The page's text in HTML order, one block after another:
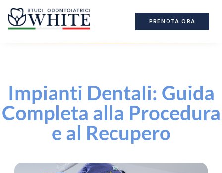
PRENOTA ORA
Impianti Dentali: Guida
Completa alla Procedura
e al Recupero